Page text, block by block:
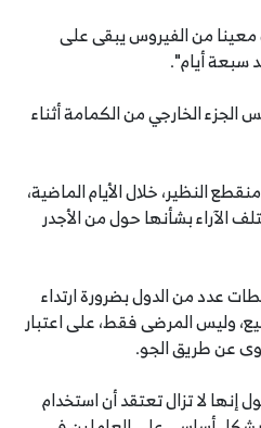
من الفيروس يبقى على
سبعة أيام".
الجزء الخارجي من الكمامة أثناء
النظير، خلال الأيام الماضية،
الآراء بشأنها حول من الأجدر
عدد من الدول بضرورة ارتداء
وليس المرضى فقط، على اعتبار
عن طريق الجو.
إنها لا تزال تعتقد أن استخدام